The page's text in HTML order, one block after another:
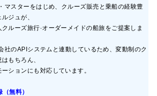
マスターをはじめ、クルーズ販売と乗船の経験豊
ジュが、
ルーズ旅行·オーダーメイドの船旅をご提案しま
社のAPIシステムと連動しているため、変動制のク
もちろん、
ションにも対応しています。
無料）